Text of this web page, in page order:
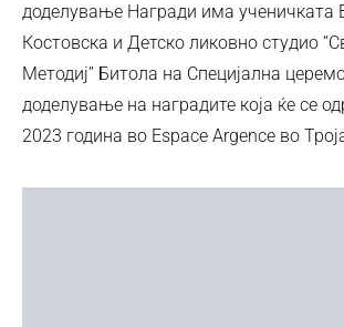
доделување Награди има ученичката
Костовска и Детско ликовно студио
Методиј” Битола на Специјална
доделување на наградите која ќе се
2023 година во Espace Argence во